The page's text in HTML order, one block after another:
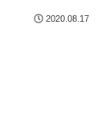
2020.08.17